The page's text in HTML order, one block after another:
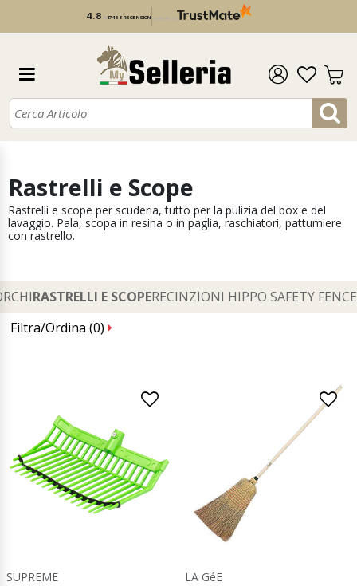
4.8 517 458 RECENSIONI verificato da
Rastrelli e Scope
Rastrelli e scope per scuderia, tutto per la pulizia del box e del
lavaggio. Pala, scopa in resina o in paglia, raschiatori, pattumiere
con rastrello.
RASTRELLI E SCOPERECINZIONI HIPPO SAFETY FENCE
Filtra/Ordina (0)
SUPREME LA GéE